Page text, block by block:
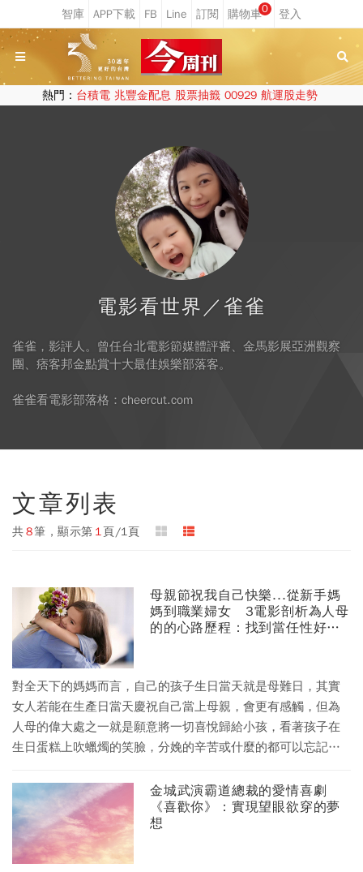
0
熱門： 台積電 兆豐金配息 股票抽籤 00929 航運股走勢
電影看世界／雀雀
雀雀，影評人。曾任台北電影節媒體評審、金馬影展亞洲觀察
團、痞客邦金點賞十大最佳娛樂部落客。
雀雀看電影部落格：cheercut.com
文章列表
共8筆，顯示第 1頁/1頁
母親節祝我自己快樂...從新手媽
媽到職業婦女 3電影剖析為人母
的的心路歷程：找到當任性好媽
對全天下的媽媽而言，自己的孩子生日當天就是母難日，其實
女人若能在生產日當天慶祝自己當上母親，會更有感觸，但為
人母的偉大處之一就是願意將一切喜悅歸給小孩，看著孩子在
生日蛋糕上吹蠟燭的笑臉，分娩的辛苦或什麼的都可以忘記！
金城武演霸道總裁的愛情喜劇
《喜歡你》：實現望眼欲穿的夢
想